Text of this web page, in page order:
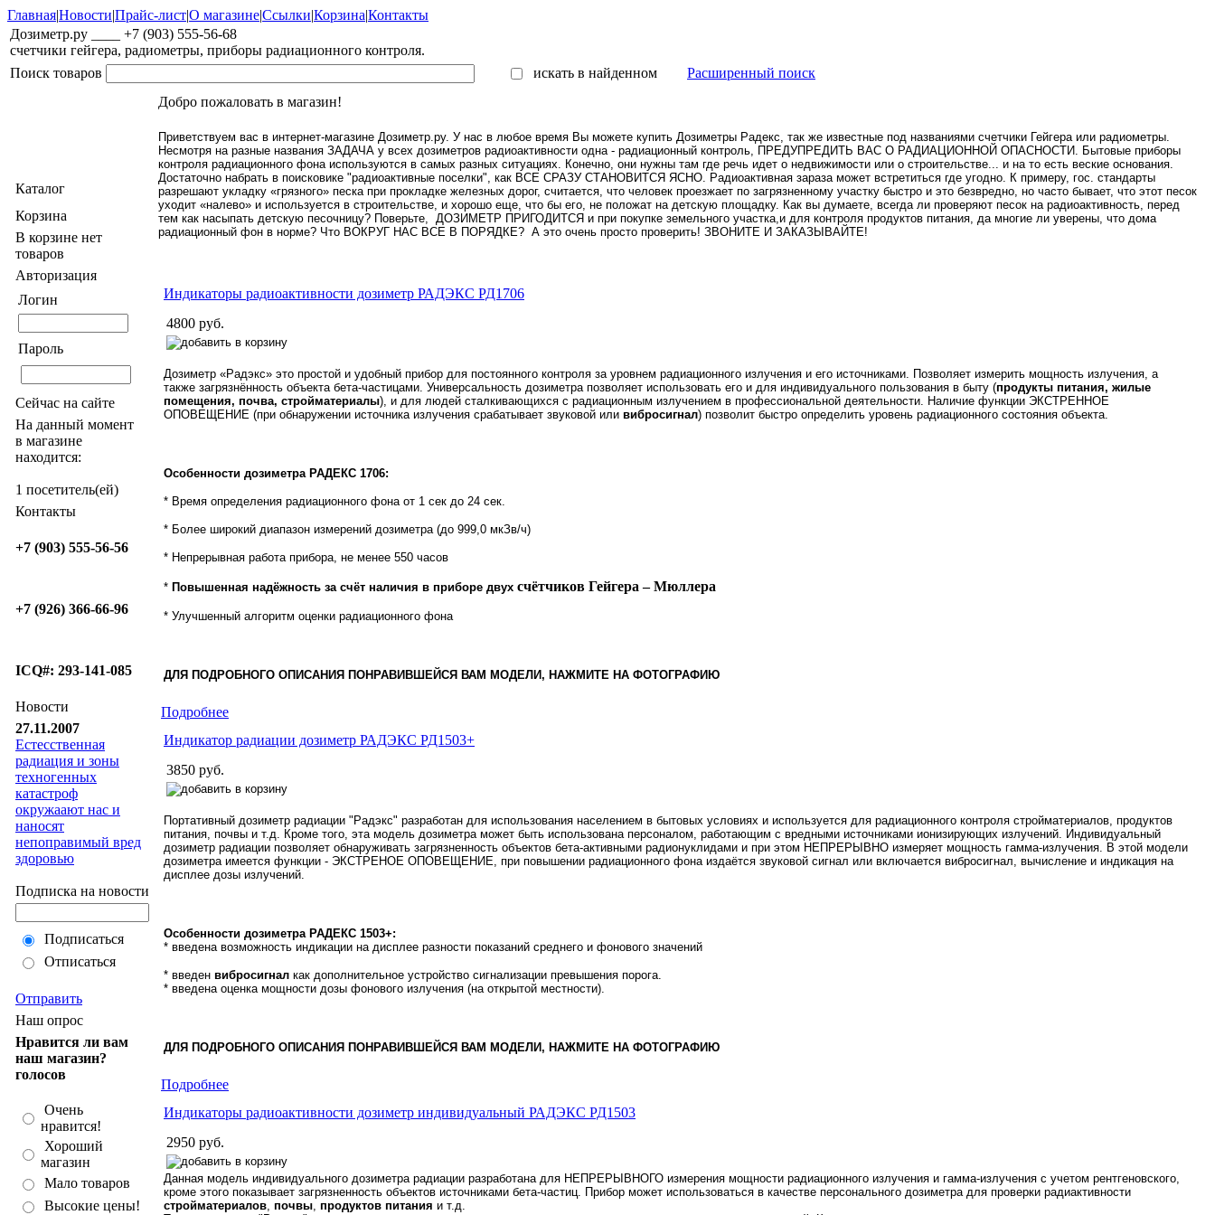
Главная|Новости|Прайс-лист|О магазине|Cсылки|Корзина|Контакты
Дозиметр.ру ____ +7 (903) 555-56-68
счетчики гейгера, радиометры, приборы радиационного контроля.
Поиск товаров
искать в найденном Расширенный поиск
Каталог
Корзина
В корзине нет
товаров
Авторизация
Логин
Пароль
Сейчас на сайте
На данный момент
в магазине
находится:
1 посетитель(ей)
Контакты
+7 (903) 555-56-56
+7 (926) 366-66-96
ICQ#: 293-141-085
Новости
27.11.2007
Естесственная
радиация и зоны
техногенных
катастроф
окружаают нас и
наносят
непоправимый вред
здоровью
Подписка на новости
Подписаться
Отписаться
Отправить
Наш опрос
Нравится ли вам
наш магазин?
голосов
Очень
нравится!
Хороший
магазин
Мало товаров
Высокие цены!
Добро пожаловать в магазин!
Приветствуем вас в интернет-магазине Дозиметр.ру. У нас в любое время Вы можете купить Дозиметры Радекс, так же известные под названиями счетчики Гейгера или радиометры.
Несмотря на разные названия ЗАДАЧА у всех дозиметров радиоактивности одна - радиационный контроль, ПРЕДУПРЕДИТЬ ВАС О РАДИАЦИОННОЙ ОПАСНОСТИ. Бытовые приборы
контроля радиационного фона используются в самых разных ситуациях. Конечно, они нужны там где речь идет о недвижимости или о строительстве... и на то есть веские основания.
Достаточно набрать в поисковике "радиоактивные поселки", как ВСЕ СРАЗУ СТАНОВИТСЯ ЯСНО. Радиоактивная зараза может встретиться где угодно. К примеру, гос. стандарты
разрешают укладку «грязного» песка при прокладке железных дорог, считается, что человек проезжает по загрязненному участку быстро и это безвредно, но часто бывает, что этот песок
уходит «налево» и используется в строительстве, и хорошо еще, что бы его, не положат на детскую площадку. Как вы думаете, всегда ли проверяют песок на радиоактивность, перед
тем как насыпать детскую песочницу? Поверьте, ДОЗИМЕТР ПРИГОДИТСЯ и при покупке земельного участка,и для контроля продуктов питания, да многие ли уверены, что дома
радиационный фон в норме? Что ВОКРУГ НАС ВСЕ В ПОРЯДКЕ? А это очень просто проверить! ЗВОНИТЕ И ЗАКАЗЫВАЙТЕ!
Индикаторы радиоактивности дозиметр РАДЭКС РД1706
4800 руб.
Дозиметр «Радэкс» это простой и удобный прибор для постоянного контроля за уровнем радиационного излучения и его источниками. Позволяет измерить мощность излучения, а
также загрязнённость объекта бета-частицами. Универсальность дозиметра позволяет использовать его и для индивидуального пользования в быту (продукты питания, жилые
помещения, почва, стройматериалы), и для людей сталкивающихся с радиационным излучением в профессиональной деятельности. Наличие функции ЭКСТРЕННОЕ
ОПОВЕЩЕНИЕ (при обнаружении источника излучения срабатывает звуковой или вибросигнал) позволит быстро определить уровень радиационного состояния объекта.
Особенности дозиметра РАДЕКС 1706:
* Время определения радиационного фона от 1 сек до 24 сек.
* Более широкий диапазон измерений дозиметра (до 999,0 мкЗв/ч)
* Непрерывная работа прибора, не менее 550 часов
* Повышенная надёжность за счёт наличия в приборе двух счётчиков Гейгера – Мюллера
* Улучшенный алгоритм оценки радиационного фона
ДЛЯ ПОДРОБНОГО ОПИСАНИЯ ПОНРАВИВШЕЙСЯ ВАМ МОДЕЛИ, НАЖМИТЕ НА ФОТОГРАФИЮ
Подробнее
Индикатор радиации дозиметр РАДЭКС РД1503+
3850 руб.
Портативный дозиметр радиации "Радэкс" разработан для использования населением в бытовых условиях и используется для радиационного контроля стройматериалов, продуктов
питания, почвы и т.д. Кроме того, эта модель дозиметра может быть использована персоналом, работающим с вредными источниками ионизирующих излучений. Индивидуальный
дозиметр радиации позволяет обнаруживать загрязненность объектов бета-активными радионуклидами и при этом НЕПРЕРЫВНО измеряет мощность гамма-излучения. В этой модели
дозиметра имеется функции - ЭКСТРЕНОЕ ОПОВЕЩЕНИЕ, при повышении радиационного фона издаётся звуковой сигнал или включается вибросигнал, вычисление и индикация на
дисплее дозы излучений.
Особенности дозиметра РАДЕКС 1503+:
* введена возможность индикации на дисплее разности показаний среднего и фонового значений
* введен вибросигнал как дополнительное устройство сигнализации превышения порога.
* введена оценка мощности дозы фонового излучения (на открытой местности).
ДЛЯ ПОДРОБНОГО ОПИСАНИЯ ПОНРАВИВШЕЙСЯ ВАМ МОДЕЛИ, НАЖМИТЕ НА ФОТОГРАФИЮ
Подробнее
Индикаторы радиоактивности дозиметр индивидуальный РАДЭКС РД1503
2950 руб.
Данная модель индивидуального дозиметра радиации разработана для НЕПРЕРЫВНОГО измерения мощности радиационного излучения и гамма-излучения с учетом рентгеновского,
кроме этого показывает загрязненность объектов источниками бета-частиц. Прибор может использоваться в качестве персонального дозиметра для проверки радиактивности
стройматериалов, почвы, продуктов питания и т.д.